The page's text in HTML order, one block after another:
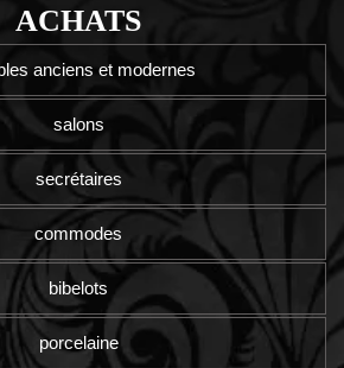
ACHATS
anciens et modernes
salons
secrétaires
commodes
bibelots
porcelaine